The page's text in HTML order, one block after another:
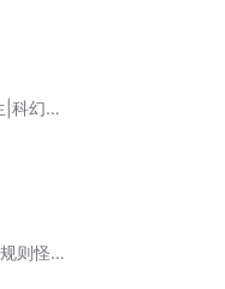
科幻冒
则怪
声剧